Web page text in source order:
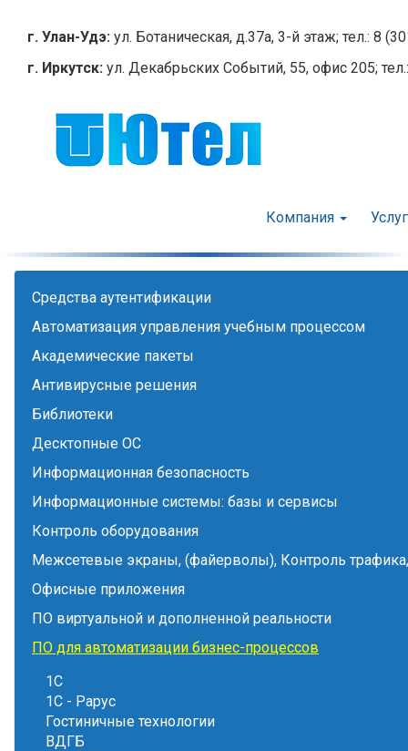
содержанию
г. Улан-Удэ: ул. Ботаническая, д.37а, 3-й этаж; тел.: 8
г. Иркутск: ул. Декабрьских Событий, 55, офис 205;
Компания
Cредства аутентификации
Автоматизация управления учебным процессом
Академические пакеты
Антивирусные решения
Библиотеки
Десктопные ОС
Информационная безопасность
Информационные системы: базы и сервисы
Контроль оборудования
Межсетевые экраны, (файерволы), Контроль
Офисные приложения
ПО виртуальной и дополненной реальности
ПО для автоматизации бизнес-процессов
1С
1С - Рарус
Гостиничные технологии
ВДГБ